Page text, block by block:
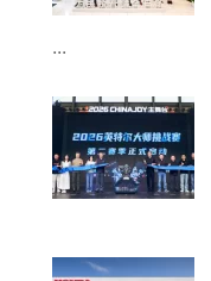
...